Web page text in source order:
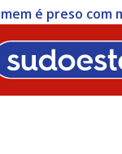
é preso